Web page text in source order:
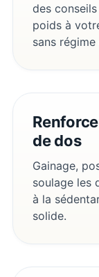
des
poids à
sans régime
de dos
Gainage,
soulage les
à la
solide.